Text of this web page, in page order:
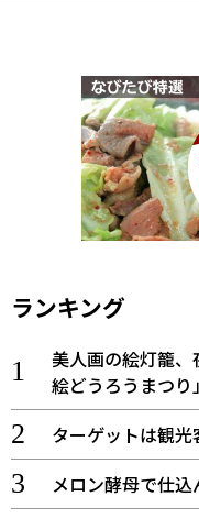
ランキング
美人画の絵灯籠
絵どうろうまつり」
ターゲットは観光
メロン酵母で仕